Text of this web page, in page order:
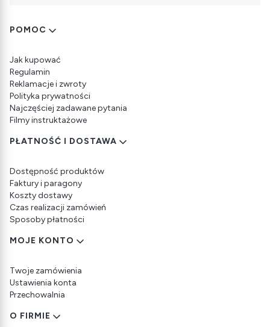
Linki w stopce
POMOC
Jak kupować
Regulamin
Reklamacje i zwroty
Polityka prywatności
Najczęściej zadawane pytania
Filmy instruktażowe
PŁATNOŚĆ I DOSTAWA
Dostępność produktów
Faktury i paragony
Koszty dostawy
Czas realizacji zamówień
Sposoby płatności
MOJE KONTO
Twoje zamówienia
Ustawienia konta
Przechowalnia
O FIRMIE